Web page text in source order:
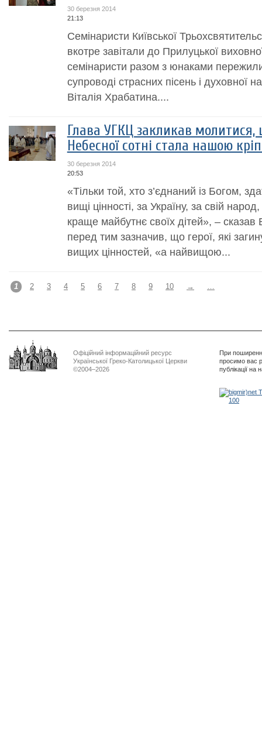
30 березня 2014
21:13
Семінаристи Київської
вкотре завітали до Прилуцької
семінаристи разом з юнаками
супроводі страсних пісень і духовної
Віталія Храбатина....
Глава УГКЦ закликав молитися,
Небесної сотні стала нашою
30 березня 2014
20:53
«Тільки той, хто з’єднаний із Богом,
вищі цінності, за Україну, за свій
краще майбутнє своїх дітей», –
перед тим зазначив, що герої, які
вищих цінностей, «а найвищою...
1 2 3 4 5 6 7 8 9 10 → …
Офіційний інформаційний ресурс
Української Греко-Католицької Церкви
©2004–2026
При
просимо вас
публікації на